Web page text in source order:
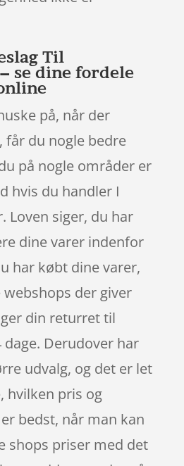
Til
se dine fordele
på, når der
får du nogle bedre
på nogle områder er
hvis du handler I
Loven siger, du har
dine varer indenfor
har købt dine varer,
der giver
din returret til
dage. Derudover har
udvalg, og det er let
hvilken pris og
bedst, når man kan
shops priser med det